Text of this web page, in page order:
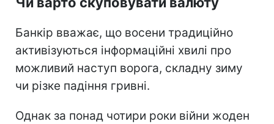
Банкір вважає, що восени традиційно
активізуються інформаційні хвилі про
можливий наступ ворога, складну зиму
чи різке падіння гривні.
Однак за понад чотири роки війни жоден